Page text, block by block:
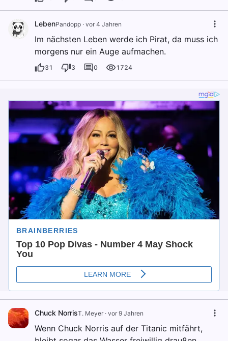
LebenPandopp · vor 4 Jahren
Im nächsten Leben werde ich Pirat, da muss ich
morgens nur ein Auge aufmachen.
31 3 0 1724
Chuck NorrisT. Meyer · vor 9 Jahren
Wenn Chuck Norris auf der Titanic mitfährt,